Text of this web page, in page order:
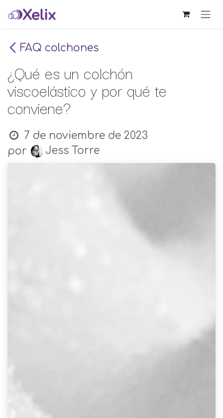
Ir al contenido
FAQ colchones
¿Qué es un colchón
viscoelástico y por qué te
conviene?
7 de noviembre de 2023
por
Jess Torre